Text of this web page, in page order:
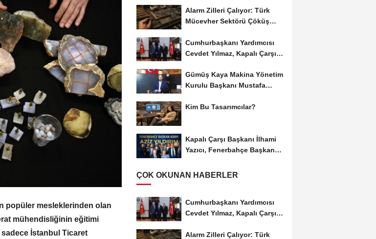
popüler mesleklerinden olan
mühendisliğinin eğitimi
İstanbul Ticaret
Alarm Zilleri Çalıyor: Türk
Mücevher Sektörü Çöküş
Cumhurbaşkanı Yardımcısı
Cevdet Yılmaz, Kapalı Çarşı
Gümüş Kaya Makina Yönetim
Kurulu Başkanı Mustafa
Kim Bu Tasarımcılar?
Kapalı Çarşı Başkanı İlhami
Yazıcı, Fenerbahçe Başkan
ÇOK OKUNAN HABERLER
Cumhurbaşkanı Yardımcısı
Cevdet Yılmaz, Kapalı Çarşı
Alarm Zilleri Çalıyor: Türk